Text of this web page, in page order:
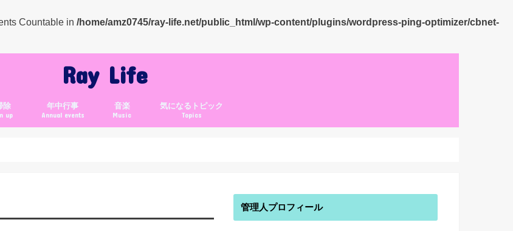
Countable in /home/amz0745/ray-life.net/public_html/wp-content/plugins/wordpress-ping-optimizer/cbnet-
Ray Life
除
up
年中行事
Annual events
音楽
Music
気になるトピック
Topics
管理人プロフィール